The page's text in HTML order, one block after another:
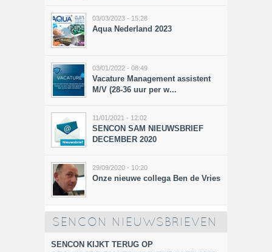
03/03/2023 - 15:28
Aqua Nederland 2023
03/01/2022 - 08:49
Vacature Management assistent
M/V (28-36 uur per w...
11/01/2021 - 12:02
SENCON SAM NIEUWSBRIEF
DECEMBER 2020
29/09/2020 - 10:20
Onze nieuwe collega Ben de Vries
SENCON NIEUWSBRIEVEN
SENCON KIJKT TERUG OP